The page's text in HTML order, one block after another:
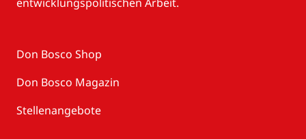
Don Bosco Shop
Don Bosco Magazin
Stellenangebote